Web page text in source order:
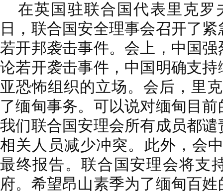
在英国驻联合国代表里克罗
日，联合国安全理事会召开了
若开邦袭击事件。会上，中国
论若开袭击事件，中国明确支
亚恐怖组织的立场。会后，里
了缅甸事务。可以说对缅甸目
我们联合国安理会所有成员都
相关人员减少冲突。此外，会
最终报告。联合国安理会将支
府。希望昂山素季为了缅甸百